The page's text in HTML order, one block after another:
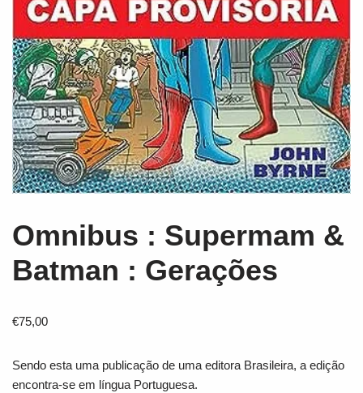
Omnibus : Supermam &
Batman : Gerações
€75,00
Sendo esta uma publicação de uma editora Brasileira, a edição
encontra-se em língua Portuguesa.